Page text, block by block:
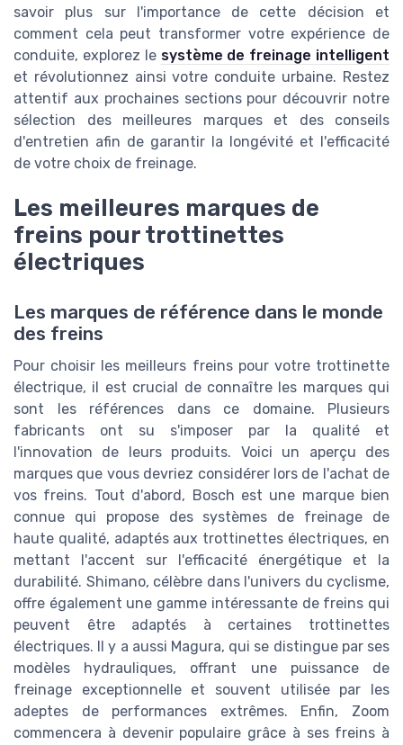
savoir plus sur l'importance de cette décision et
comment cela peut transformer votre expérience de
conduite, explorez le système de freinage intelligent
et révolutionnez ainsi votre conduite urbaine. Restez
attentif aux prochaines sections pour découvrir notre
sélection des meilleures marques et des conseils
d'entretien afin de garantir la longévité et l'efficacité
de votre choix de freinage.
Les meilleures marques de
freins pour trottinettes
électriques
Les marques de référence dans le monde
des freins
Pour choisir les meilleurs freins pour votre trottinette
électrique, il est crucial de connaître les marques qui
sont les références dans ce domaine. Plusieurs
fabricants ont su s'imposer par la qualité et
l'innovation de leurs produits. Voici un aperçu des
marques que vous devriez considérer lors de l'achat de
vos freins. Tout d'abord, Bosch est une marque bien
connue qui propose des systèmes de freinage de
haute qualité, adaptés aux trottinettes électriques, en
mettant l'accent sur l'efficacité énergétique et la
durabilité. Shimano, célèbre dans l'univers du cyclisme,
offre également une gamme intéressante de freins qui
peuvent être adaptés à certaines trottinettes
électriques. Il y a aussi Magura, qui se distingue par ses
modèles hydrauliques, offrant une puissance de
freinage exceptionnelle et souvent utilisée par les
adeptes de performances extrêmes. Enfin, Zoom
commencera à devenir populaire grâce à ses freins à